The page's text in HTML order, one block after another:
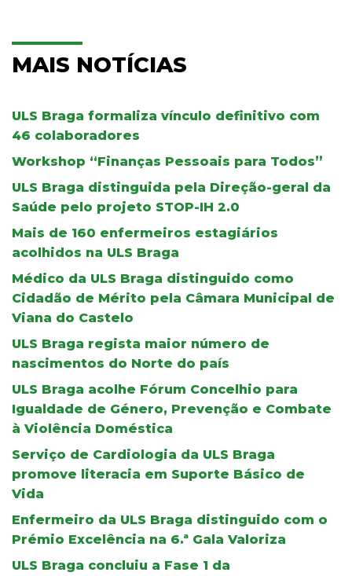
MAIS NOTÍCIAS
ULS Braga formaliza vínculo definitivo com
46 colaboradores
Workshop “Finanças Pessoais para Todos”
ULS Braga distinguida pela Direção-geral da
Saúde pelo projeto STOP-IH 2.0
Mais de 160 enfermeiros estagiários
acolhidos na ULS Braga
Médico da ULS Braga distinguido como
Cidadão de Mérito pela Câmara Municipal de
Viana do Castelo
ULS Braga regista maior número de
nascimentos do Norte do país
ULS Braga acolhe Fórum Concelhio para
Igualdade de Género, Prevenção e Combate
à Violência Doméstica
Serviço de Cardiologia da ULS Braga
promove literacia em Suporte Básico de
Vida
Enfermeiro da ULS Braga distinguido com o
Prémio Excelência na 6.ª Gala Valoriza
ULS Braga concluiu a Fase 1 da